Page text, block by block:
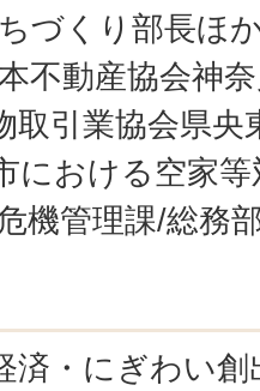
づくり部長ほ
不動産協会神
取引業協会県央
における空家
機管理課/総務
済・にぎわい